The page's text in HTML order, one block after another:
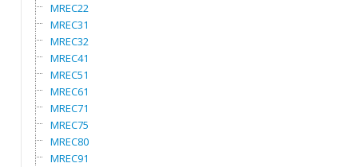
MREC22
MREC31
MREC32
MREC41
MREC51
MREC61
MREC71
MREC75
MREC80
MREC91